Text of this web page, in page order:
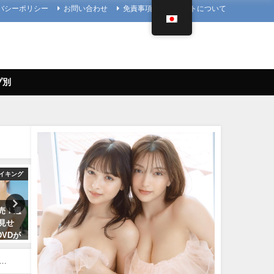
シーポリシー お問い合わせ 免責事項 当サイトについて
キング
！週
せ
が
レ
アイドルニッポン
久松郁実 いくみんのスポコス“I
LOVE SPORTS！” （2018年03
月14日） | アイドルニッポン公式
YouTubeチャンネルさんより
07/14/2024
【1st写真集】「まるごと
しました。【メイキング】
ぴ / marupiさんより
11/07/2023